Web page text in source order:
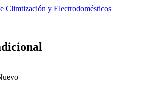
Climtización y Electrodomésticos